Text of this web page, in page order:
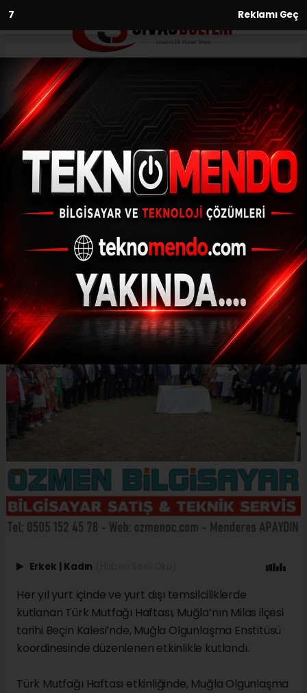
6 Reklamı Geç
Anasayfa Gündem
Muğla’da Türk mutfağı haftası
GÜNDEM
(İHA) - İhlas Haber Ajansı | 31.05.2023 - 12:30, Güncelleme: 31.05.2023
- 12:21
Muğla’da Türk mutfağı haftası kutlandı
Erkek | Kadın
Her yıl yurt içinde ve yurt dışı temsilciliklerde
kutlanan Türk Mutfağı Haftası, Muğla’nın Milas ilçesi
tarihi Beçin Kalesi’nde, Muğla Olgunlaşma Enstitüsü
koordinesinde düzenlenen etkinlikle kutlandı.
Türk Mutfağı Haftası etkinliğinde, Muğla Olgunlaşma